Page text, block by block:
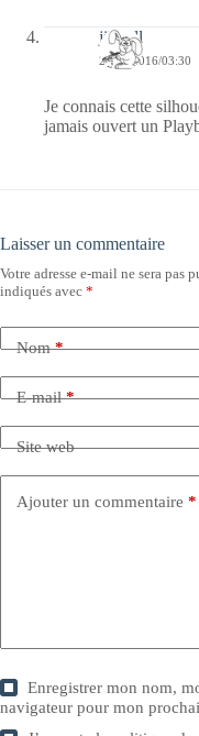
jill bill
24/11/2016/03:30
Je connais cette
jamais ouvert un
Laisser un commentaire
Votre adresse e-mail ne sera pas
indiqués avec *
Nom*
E-mail*
Site web
Ajouter un commentaire *
Enregistrer mon nom,
navigateur pour mon